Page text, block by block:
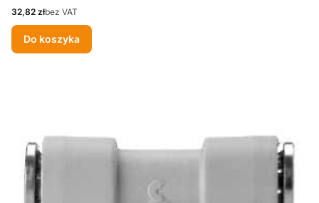
Cena
32,82 złbez VAT
Do koszyka